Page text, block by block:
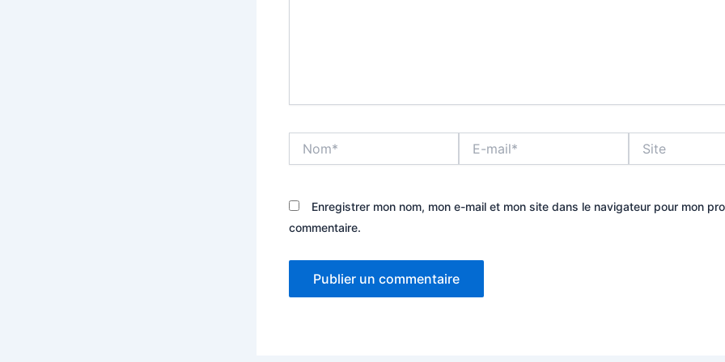
mail*
Enregistrer mon nom, mon e-mail et mon site dans le navigateur pour mon
commentaire.